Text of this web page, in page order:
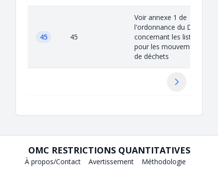
45 45
Voir annexe 1 de
l'ordonnance du DETEC
concernant les listes
pour les mouvements
de déchets
Suivant
OMC RESTRICTIONS QUANTITATIVES
À propos/Contact Avertissement Méthodologie